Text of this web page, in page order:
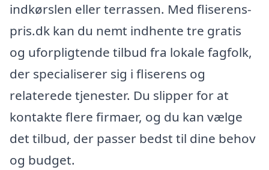
indkørslen eller terrassen. Med fliserens-
pris.dk kan du nemt indhente tre gratis
og uforpligtende tilbud fra lokale fagfolk,
der specialiserer sig i fliserens og
relaterede tjenester. Du slipper for at
kontakte flere firmaer, og du kan vælge
det tilbud, der passer bedst til dine behov
og budget.